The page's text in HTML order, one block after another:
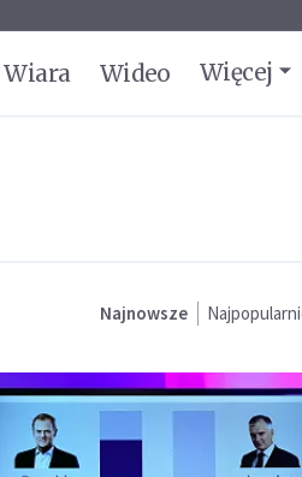
Wiara Wideo Więcej
Najnowsze